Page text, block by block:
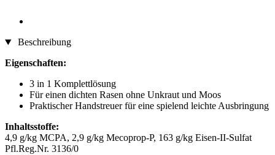
Beschreibung
Eigenschaften:
3 in 1 Komplettlösung
Für einen dichten Rasen ohne Unkraut und Moos
Praktischer Handstreuer für eine spielend leichte Ausbringung
Inhaltsstoffe:
4,9 g/kg MCPA, 2,9 g/kg Mecoprop-P, 163 g/kg Eisen-II-Sulfat
Pfl.Reg.Nr. 3136/0